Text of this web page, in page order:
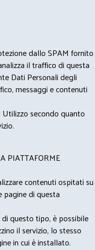
dallo SPAM fornito
il traffico di questa
Dati Personali degli
messaggi e contenuti
secondo quanto
PIATTAFORME
contenuti ospitati su
di questa
questo tipo, è possibile
il servizio, lo stesso
in cui è installato.